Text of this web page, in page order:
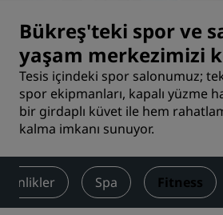
Bükreş'teki spor ve
yaşam merkezimizi
Tesis içindeki spor salonumuz;
spor ekipmanları, kapalı yüzme
bir girdaplı küvet ile hem
kalma imkanı sunuyor.
Spa Fitness